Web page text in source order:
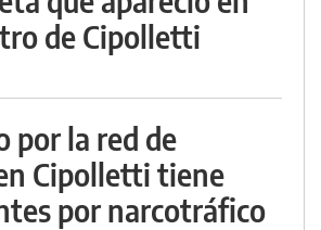
de Cipolletti
por la red de
Cipolletti tiene
por narcotráfico